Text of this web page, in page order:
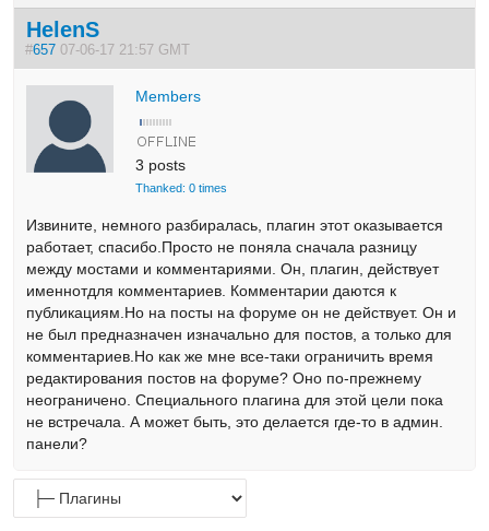
HelenS
#657 07-06-17 21:57 GMT
Members
3 posts
Thanked: 0 times
Извините, немного разбиралась, плагин этот оказывается
работает, спасибо.Просто не поняла сначала разницу
между мостами и комментариями. Он, плагин, действует
именнотдля комментариев. Комментарии даются к
публикациям.Но на посты на форуме он не действует. Он и
не был предназначен изначально для постов, а только для
комментариев.Но как же мне все-таки ограничить время
редактирования постов на форуме? Оно по-прежнему
неограничено. Специального плагина для этой цели пока
не встречала. А может быть, это делается где-то в админ.
панели?